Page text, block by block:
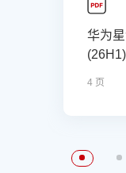
华为
(26H1)
4 页